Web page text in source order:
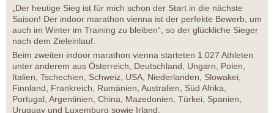
„Der heutige Sieg ist für mich schon der Start in die nächste
Saison! Der indoor marathon vienna ist der perfekte Bewerb, um
auch im Winter im Training zu bleiben“, so der glückliche Sieger
nach dem Zieleinlauf.
Beim zweiten indoor marathon vienna starteten 1.027 Athleten
unter anderem aus Österreich, Deutschland, Ungarn, Polen,
Italien, Tschechien, Schweiz, USA, Niederlanden, Slowakei,
Finnland, Frankreich, Rumänien, Australien, Süd Afrika,
Portugal, Argentinien, China, Mazedonien, Türkei, Spanien,
Uruguay und Luxemburg sowie Irland.